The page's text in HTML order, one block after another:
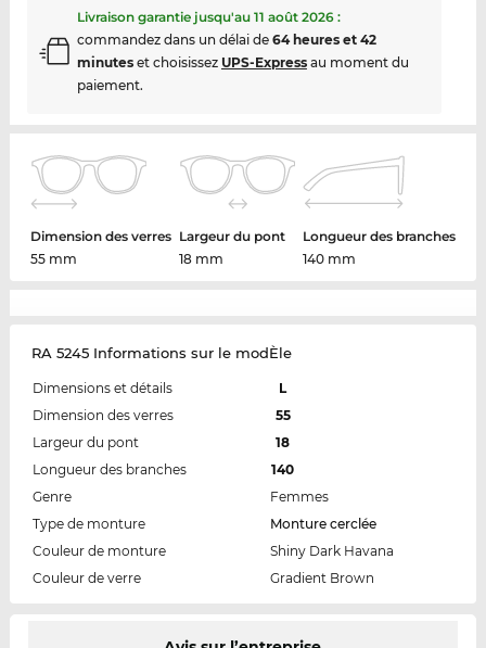
Livraison garantie jusqu'au 11 août 2026:
commandez dans un délai de 64 heures et 42
minuteset choisissez UPS-Expressau moment du
paiement.
Dimension des verres
55 mm
Largeur du pont
18 mm
Longueur des branches
140 mm
RA 5245 Informations sur le modÈle
Dimensions et détails
L
Dimension des verres
55
Largeur du pont
18
Longueur des branches
140
Genre
Femmes
Type de monture
Monture cerclée
Couleur de monture
Shiny Dark Havana
Couleur de verre
Gradient Brown